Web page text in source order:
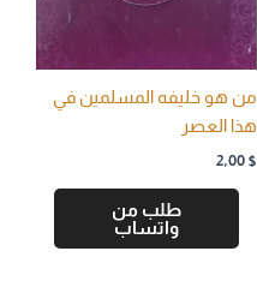
من هو خليفه المسلمين في
هذا العصر
2,00 $
طلب من
واتساب